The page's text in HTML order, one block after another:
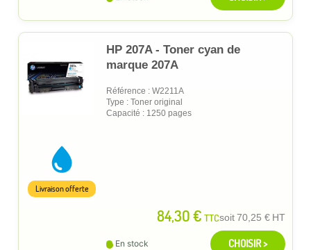
HP 207A - Toner cyan de
marque 207A
Référence : W2211A
Type : Toner original
Capacité : 1250 pages
84,30 € TTCsoit70,25 € HT
Livraison offerte
En stock CHOISIR >